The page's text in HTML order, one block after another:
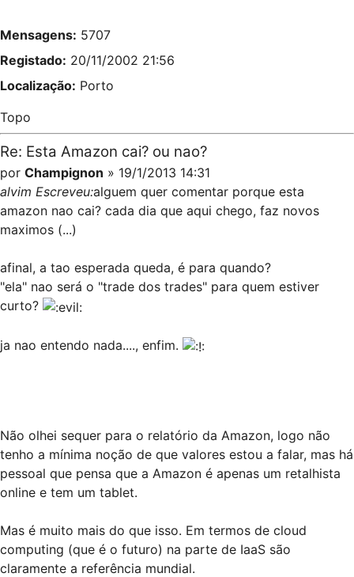
Mensagens: 5707
Registado: 20/11/2002 21:56
Localização: Porto
Topo
Re: Esta Amazon cai? ou nao?
por Champignon » 19/1/2013 14:31
alvim Escreveu:alguem quer comentar porque esta
amazon nao cai? cada dia que aqui chego, faz novos
maximos (...)
afinal, a tao esperada queda, é para quando?
"ela" nao será o "trade dos trades" para quem estiver
curto?
ja nao entendo nada...., enfim.
Não olhei sequer para o relatório da Amazon, logo não
tenho a mínima noção de que valores estou a falar, mas há
pessoal que pensa que a Amazon é apenas um retalhista
online e tem um tablet.
Mas é muito mais do que isso. Em termos de cloud
computing (que é o futuro) na parte de IaaS são
claramente a referência mundial.